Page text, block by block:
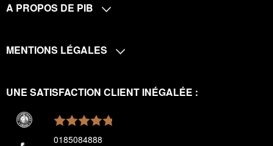
A PROPOS DE PIB
MENTIONS LÉGALES
UNE SATISFACTION CLIENT INÉGALÉE :
0185084888